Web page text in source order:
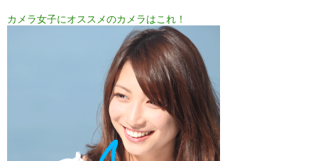
カメラ女子にオススメのカメラはこれ！